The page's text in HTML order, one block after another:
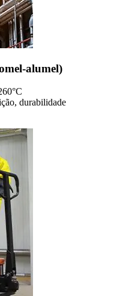
alumel)
durabilidade